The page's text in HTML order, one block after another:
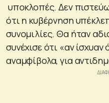
υποκλοπές. Δεν
ότι η κυβέρνηση
συνομιλίες. Θα ήταν
συνέχισε ότι «αν
αναμφίβολα, για